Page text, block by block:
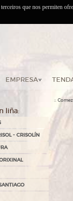
EMPRESA
liña:
- CRISOLÍN
::
que nos permiten